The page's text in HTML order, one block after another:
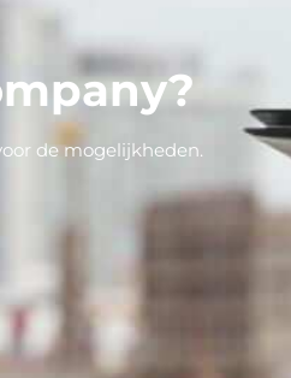
de mogelijkheden.